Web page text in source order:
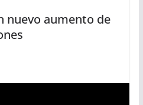
nuevo aumento de